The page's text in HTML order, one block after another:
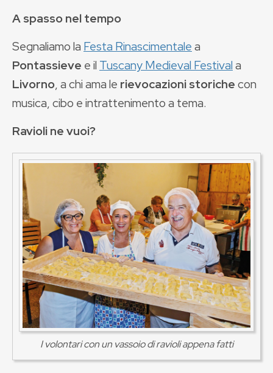
A spasso nel tempo
Segnaliamo la Festa Rinascimentalea
Pontassieve e il Tuscany Medieval Festivala
Livorno, a chi ama le rievocazioni storichecon
musica, cibo e intrattenimento a tema.
Ravioli ne vuoi?
I volontari con un vassoio di ravioli appena fatti